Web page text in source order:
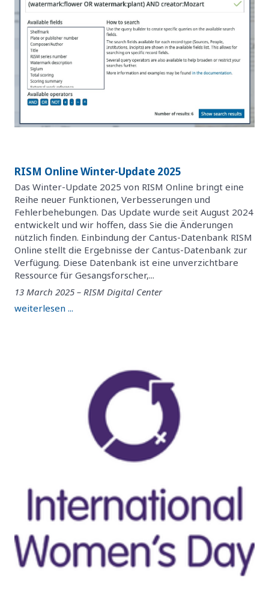
RISM Online Winter-Update 2025
Das Winter-Update 2025 von RISM Online bringt eine
Reihe neuer Funktionen, Verbesserungen und
Fehlerbehebungen. Das Update wurde seit August 2024
entwickelt und wir hoffen, dass Sie die Änderungen
nützlich finden. Einbindung der Cantus-Datenbank RISM
Online stellt die Ergebnisse der Cantus-Datenbank zur
Verfügung. Diese Datenbank ist eine unverzichtbare
Ressource für Gesangsforscher,...
13 March 2025 – RISM Digital Center
weiterlesen ...